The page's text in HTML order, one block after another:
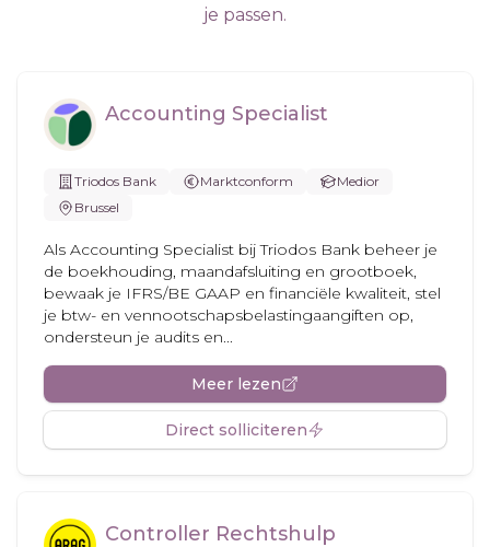
je passen.
Accounting Specialist
Triodos Bank Marktconform
Medior
Brussel
Als Accounting Specialist bij Triodos Bank beheer je
de boekhouding, maandafsluiting en grootboek,
bewaak je IFRS/BE GAAP en financiële kwaliteit, stel
je btw- en vennootschapsbelastingaangiften op,
ondersteun je audits en...
Meer lezen
Direct solliciteren
Controller Rechtshulp